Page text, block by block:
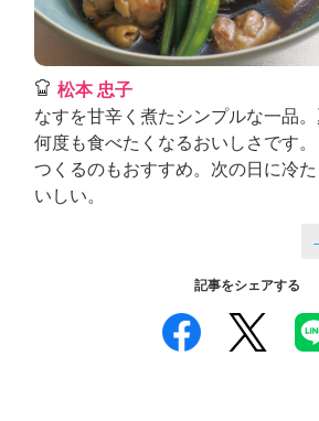
松本 忠子
なすを甘辛く煮たシンプルな一品
何度も食べたくなるおいしさです
つくるのもおすすめ。次の日に冷
いしい。
記事をシェアする